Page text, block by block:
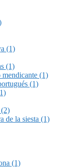
(1)
(1)
mendicante (1)
(1)
de la siesta (1)
(1)